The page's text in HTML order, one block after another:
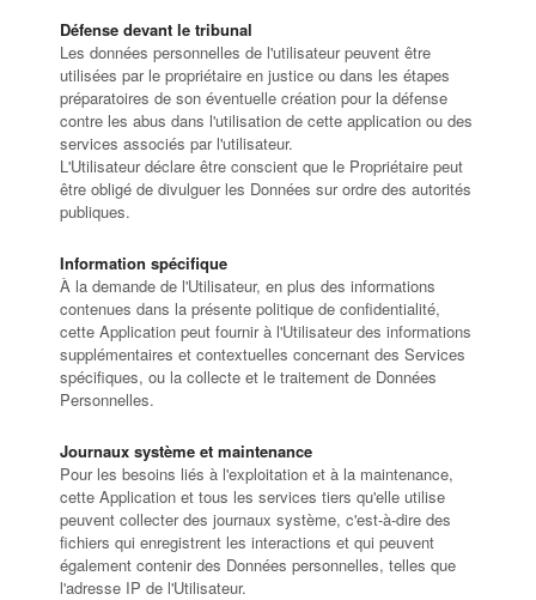
Défense devant le tribunal
Les données personnelles de l'utilisateur peuvent être
utilisées par le propriétaire en justice ou dans les étapes
préparatoires de son éventuelle création pour la défense
contre les abus dans l'utilisation de cette application ou des
services associés par l'utilisateur.
L'Utilisateur déclare être conscient que le Propriétaire peut
être obligé de divulguer les Données sur ordre des autorités
publiques.
Information spécifique
À la demande de l'Utilisateur, en plus des informations
contenues dans la présente politique de confidentialité,
cette Application peut fournir à l'Utilisateur des informations
supplémentaires et contextuelles concernant des Services
spécifiques, ou la collecte et le traitement de Données
Personnelles.
Journaux système et maintenance
Pour les besoins liés à l'exploitation et à la maintenance,
cette Application et tous les services tiers qu'elle utilise
peuvent collecter des journaux système, c'est-à-dire des
fichiers qui enregistrent les interactions et qui peuvent
également contenir des Données personnelles, telles que
l'adresse IP de l'Utilisateur.